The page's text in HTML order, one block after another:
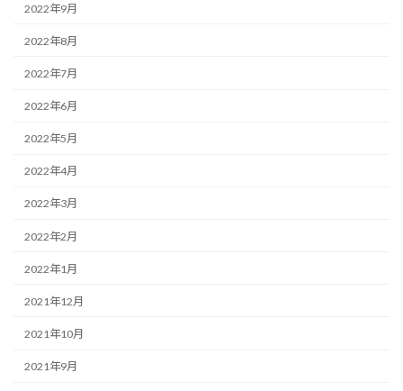
2022年9月
2022年8月
2022年7月
2022年6月
2022年5月
2022年4月
2022年3月
2022年2月
2022年1月
2021年12月
2021年10月
2021年9月